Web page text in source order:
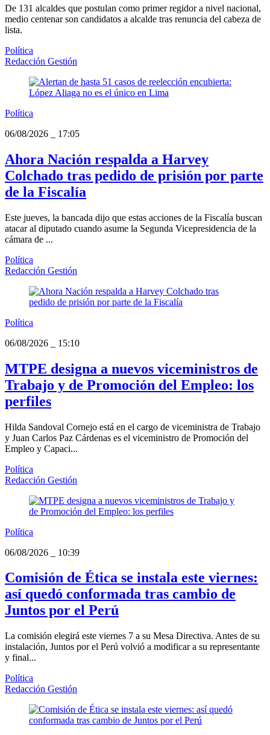
De 131 alcaldes que postulan como primer regidor a nivel nacional,
medio centenar son candidatos a alcalde tras renuncia del cabeza de
lista.
Política
Redacción Gestión
Política
06/08/2026
17:05
Ahora Nación respalda a Harvey
Colchado tras pedido de prisión por parte
de la Fiscalía
Este jueves, la bancada dijo que estas acciones de la Fiscalía buscan
atacar al diputado cuando asume la Segunda Vicepresidencia de la
cámara de ...
Política
Redacción Gestión
Política
06/08/2026
15:10
MTPE designa a nuevos viceministros de
Trabajo y de Promoción del Empleo: los
perfiles
Hilda Sandoval Cornejo está en el cargo de viceministra de Trabajo
y Juan Carlos Paz Cárdenas es el viceministro de Promoción del
Empleo y Capaci...
Política
Redacción Gestión
Política
06/08/2026
10:39
Comisión de Ética se instala este viernes:
así quedó conformada tras cambio de
Juntos por el Perú
La comisión elegirá este viernes 7 a su Mesa Directiva. Antes de su
instalación, Juntos por el Perú volvió a modificar a su representante
y final...
Política
Redacción Gestión